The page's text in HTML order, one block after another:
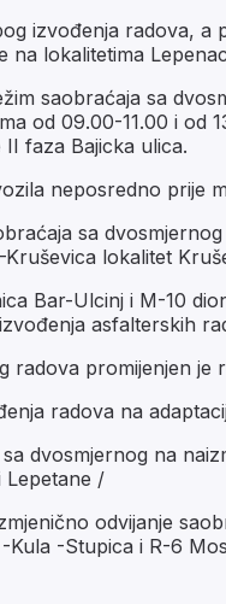
izvođenja radova,
lokalitetima
saobraćaja sa
od 09.00-11.00 i
faza Bajicka ulica.
neposredno prije
sa
lokalitet
Bar-Ulcinj i M-10
asfalterskih
promijenjen
radova na
dvosmjernog na
Lepetane /
odvijanje
-Stupica i R-6